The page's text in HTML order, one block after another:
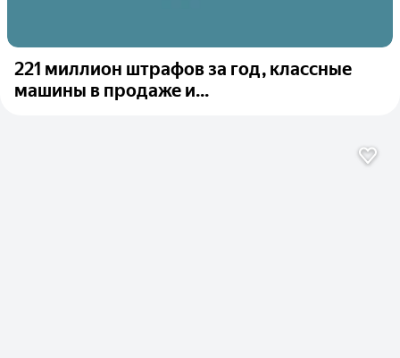
221 миллион штрафов за год, классные
машины в продаже и...